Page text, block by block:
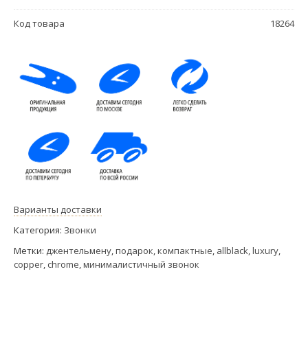
Код товара 18264
Варианты доставки
Категория: Звонки
Метки: джентельмену,подарок,компактные, allblack,luxury,
copper, chrome,минималистичный звонок